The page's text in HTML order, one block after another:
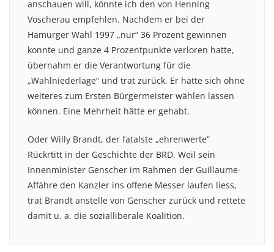
anschauen will, könnte ich den von Henning
Voscherau empfehlen. Nachdem er bei der
Hamurger Wahl 1997 „nur“ 36 Prozent gewinnen
konnte und ganze 4 Prozentpunkte verloren hatte,
übernahm er die Verantwortung für die
„Wahlniederlage“ und trat zurück. Er hätte sich ohne
weiteres zum Ersten Bürgermeister wählen lassen
können. Eine Mehrheit hätte er gehabt.
Oder Willy Brandt, der fatalste „ehrenwerte“
Rückrtitt in der Geschichte der BRD. Weil sein
Innenminister Genscher im Rahmen der Guillaume-
Affähre den Kanzler ins offene Messer laufen liess,
trat Brandt anstelle von Genscher zurück und rettete
damit u. a. die sozialliberale Koalition.